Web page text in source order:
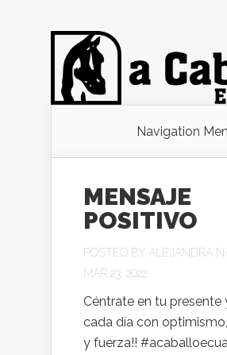
Navigation
MENSAJE
POSITIVO
POSTED BY ALEJANDRA
MAR 23, 2022
Céntrate en tu presente
cada día con
y fuerza!!